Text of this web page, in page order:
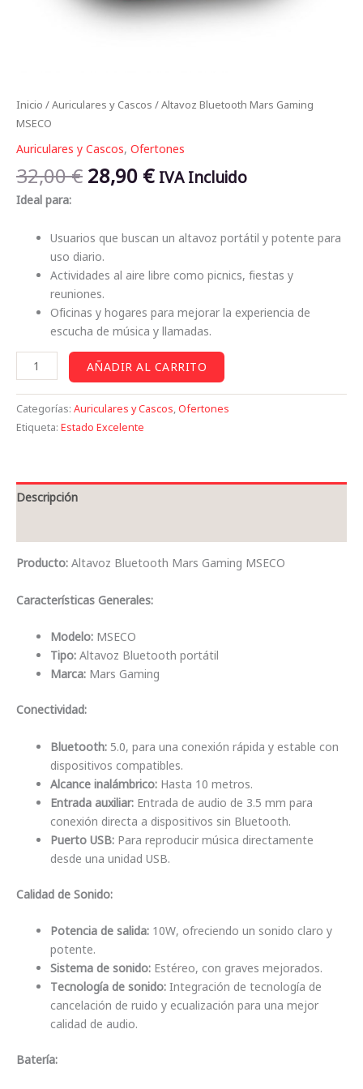
Inicio /Auriculares y Cascos / Altavoz Bluetooth Mars Gaming
MSECO
Auriculares y Cascos, Ofertones
32,00€ 28,90 € IVA Incluido
Ideal para:
Usuarios que buscan un altavoz portátil y potente para
uso diario.
Actividades al aire libre como picnics, fiestas y
reuniones.
Oficinas y hogares para mejorar la experiencia de
escucha de música y llamadas.
AÑADIR AL CARRITO
Categorías: Auriculares y Cascos,Ofertones
Etiqueta: Estado Excelente
Descripción
Producto: Altavoz Bluetooth Mars Gaming MSECO
Características Generales:
Modelo: MSECO
Tipo: Altavoz Bluetooth portátil
Marca: Mars Gaming
Conectividad:
Bluetooth: 5.0, para una conexión rápida y estable con
dispositivos compatibles.
Alcance inalámbrico: Hasta 10 metros.
Entrada auxiliar: Entrada de audio de 3.5 mm para
conexión directa a dispositivos sin Bluetooth.
Puerto USB: Para reproducir música directamente
desde una unidad USB.
Calidad de Sonido:
Potencia de salida: 10W, ofreciendo un sonido claro y
potente.
Sistema de sonido: Estéreo, con graves mejorados.
Tecnología de sonido: Integración de tecnología de
cancelación de ruido y ecualización para una mejor
calidad de audio.
Batería: